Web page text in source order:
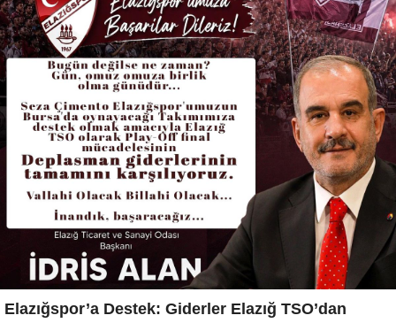
Elazığspor’a Destek: Giderler Elazığ TSO’dan